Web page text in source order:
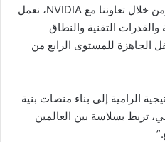
الاصطناعي خلال العقد المقبل. ومن خلال تعاوننا مع NVIDIA، نعمل
والقدرات التقنية والنطاق
الجاهزة للمستوى الرابع من
الرامية إلى بناء منصات بنية
تربط بسلاسة بين العالمين